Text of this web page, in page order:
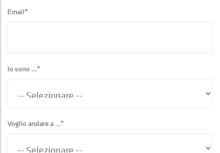
Email*
Io sono …*
Voglio andare a …*